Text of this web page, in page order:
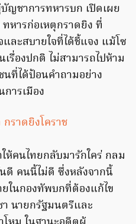
ชาการทหารบก เปิดเผย
ทหารก่อเหตุกราดยิง ที่
และสบายใจที่ได้ชี้แจง แม้โซ
รื่องปกติ ไม่สามารถไปห้าม
ที่ได้ป้อนคำถามอย่าง
การเมือง
ราดยิงโคราช
ห้คนไทยกลับมารักใคร่ กลม
ดี คนนี้ไม่ดี ซึ่งหลังจากนี้
ยในกองทัพบกที่ต้องแก้ไข
นายกรัฐมนตรีและ